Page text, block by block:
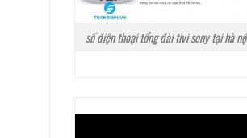
số điện thoại tổng đài tivi sony tại hà